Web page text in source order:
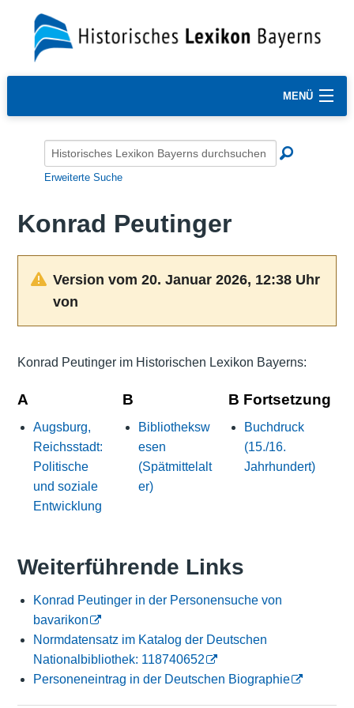
MENÜ
Erweiterte Suche
Konrad Peutinger
Version vom 20. Januar 2026, 12:38 Uhr
von
Konrad Peutinger im Historischen Lexikon Bayerns:
A
Augsburg,
Reichsstadt:
Politische
und soziale
Entwicklung
B
Bibliotheksw
esen
(Spätmittelalt
er)
B Fortsetzung
Buchdruck
(15./16.
Jahrhundert)
Weiterführende Links
Konrad Peutinger in der Personensuche von
bavarikon
Normdatensatz im Katalog der Deutschen
Nationalbibliothek: 118740652
Personeneintrag in der Deutschen Biographie